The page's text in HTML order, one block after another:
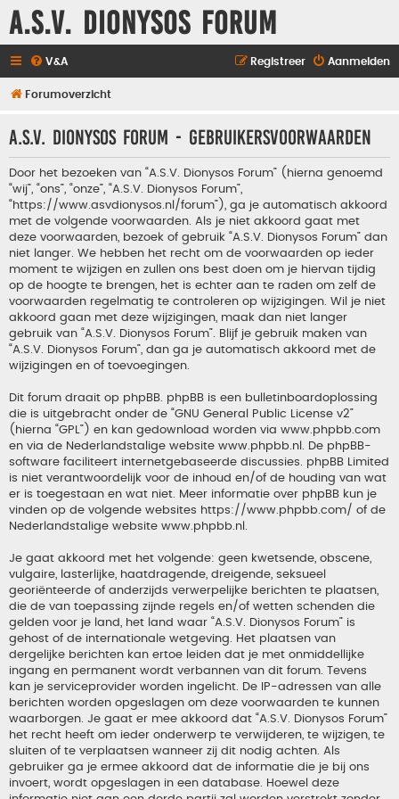
A.S.V. Dionysos Forum
V&A Aanmelden
Registreer
Forumoverzicht
A.S.V. Dionysos Forum - Gebruikersvoorwaarden
Door het bezoeken van “A.S.V. Dionysos Forum” (hierna genoemd
“wij”, “ons”, “onze”, “A.S.V. Dionysos Forum”,
“https://www.asvdionysos.nl/forum”), ga je automatisch akkoord
met de volgende voorwaarden. Als je niet akkoord gaat met
deze voorwaarden, bezoek of gebruik “A.S.V. Dionysos Forum” dan
niet langer. We hebben het recht om de voorwaarden op ieder
moment te wijzigen en zullen ons best doen om je hiervan tijdig
op de hoogte te brengen, het is echter aan te raden om zelf de
voorwaarden regelmatig te controleren op wijzigingen. Wil je niet
akkoord gaan met deze wijzigingen, maak dan niet langer
gebruik van “A.S.V. Dionysos Forum”. Blijf je gebruik maken van
“A.S.V. Dionysos Forum”, dan ga je automatisch akkoord met de
wijzigingen en of toevoegingen.
Dit forum draait op phpBB. phpBB is een bulletinboardoplossing
die is uitgebracht onder de “GNU General Public License v2”
(hierna “GPL”) en kan gedownload worden via www.phpbb.com
en via de Nederlandstalige website www.phpbb.nl . De phpBB-
software faciliteert internetgebaseerde discussies. phpBB Limited
is niet verantwoordelijk voor de inhoud en/of de houding van wat
er is toegestaan en wat niet. Meer informatie over phpBB kun je
vinden op de volgende websites https://www.phpbb.com/ of de
Nederlandstalige website www.phpbb.nl .
Je gaat akkoord met het volgende: geen kwetsende, obscene,
vulgaire, lasterlijke, haatdragende, dreigende, seksueel
georiënteerde of anderzijds verwerpelijke berichten te plaatsen,
die de van toepassing zijnde regels en/of wetten schenden die
gelden voor je land, het land waar “A.S.V. Dionysos Forum” is
gehost of de internationale wetgeving. Het plaatsen van
dergelijke berichten kan ertoe leiden dat je met onmiddellijke
ingang en permanent wordt verbannen van dit forum. Tevens
kan je serviceprovider worden ingelicht. De IP-adressen van alle
berichten worden opgeslagen om deze voorwaarden te kunnen
waarborgen. Je gaat er mee akkoord dat “A.S.V. Dionysos Forum”
het recht heeft om ieder onderwerp te verwijderen, te wijzigen, te
sluiten of te verplaatsen wanneer zij dit nodig achten. Als
gebruiker ga je ermee akkoord dat de informatie die je bij ons
invoert, wordt opgeslagen in een database. Hoewel deze